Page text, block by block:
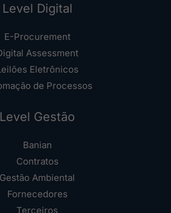
Level Digital
E-Procurement
Assessment
Eletrônicos
de Processos
Level Gestão
Banian
Contratos
Gestão Ambiental
Fornecedores
Terceiros